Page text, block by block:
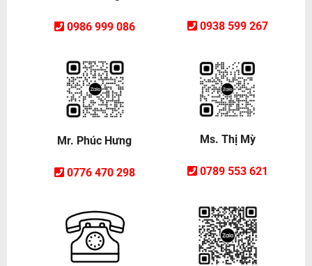
0986 999 086 0938 599 267
Mr. Phúc Hưng
0776 470 298
Ms. Thị Mỳ
0789 553 621